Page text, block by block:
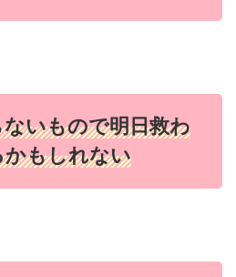
いもので明日救わ
もしれない